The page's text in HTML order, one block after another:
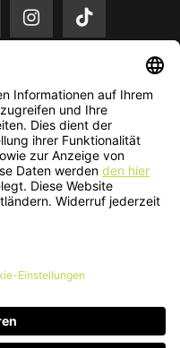
zzgl. Versandkosten.
solange der Vorrat reicht.
Co. KG - All Rights Reserved.​